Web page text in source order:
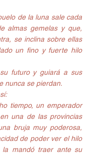
de la luna sale cada
almas gemelas y que,
se inclina sobre ellas
un fino y fuerte hilo
futuro y guiará a sus
nunca se pierdan.
tiempo, un emperador
una de las provincias
bruja muy poderosa,
de poder ver el hilo
mandó traer ante su